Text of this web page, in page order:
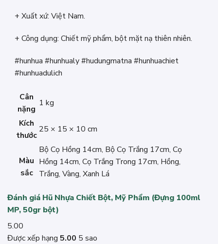
+ Xuất xứ: Việt Nam.
+ Công dụng: Chiết mỹ phẩm, bột mặt nạ thiên nhiên.
#hunhua #hunhualy #hudungmatna #hunhuachiet
#hunhuadulich
Cân
nặng
1 kg
Kích
thước
25 × 15 × 10 cm
Màu
sắc
Bộ Cọ Hồng 14cm, Bộ Cọ Trắng 17cm, Cọ
Hồng 14cm, Cọ Trắng Trong 17cm, Hồng,
Trắng, Vàng, Xanh Lá
Đánh giá Hũ Nhựa Chiết Bột, Mỹ Phẩm (Đựng 100ml
MP, 50gr bột)
5.00
Được xếp hạng 5.00 5 sao